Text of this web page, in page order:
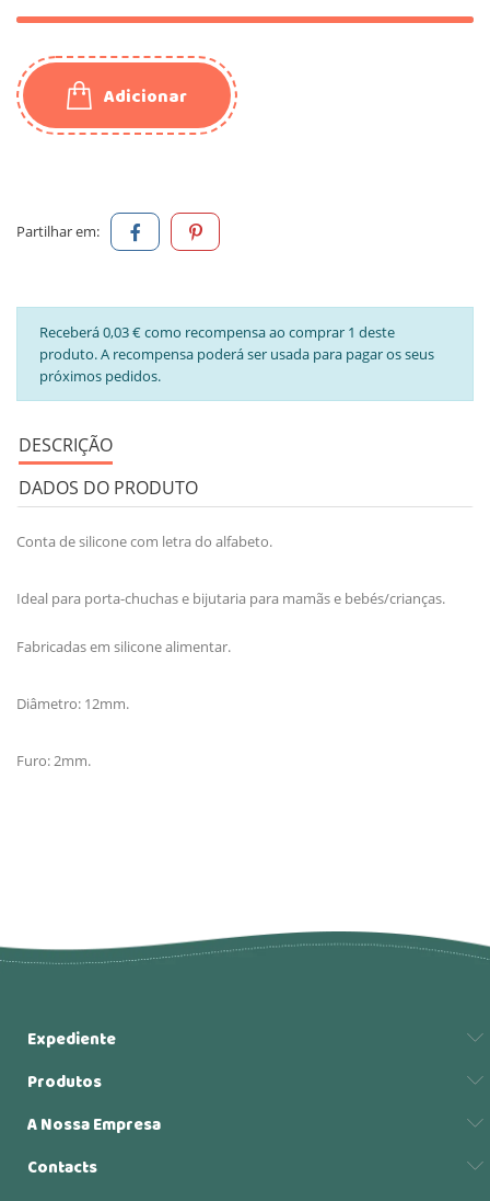
Adicionar
Partilhar em:
Receberá 0,03 € como recompensa ao comprar 1 deste
produto. A recompensa poderá ser usada para pagar os seus
próximos pedidos.
DESCRIÇÃO
DADOS DO PRODUTO
Conta de silicone com letra do alfabeto.
Ideal para porta-chuchas e bijutaria para mamãs e bebés/crianças.
Fabricadas em silicone alimentar.
Diâmetro: 12mm.
Furo: 2mm.
Expediente
Produtos
A Nossa Empresa
Contacts